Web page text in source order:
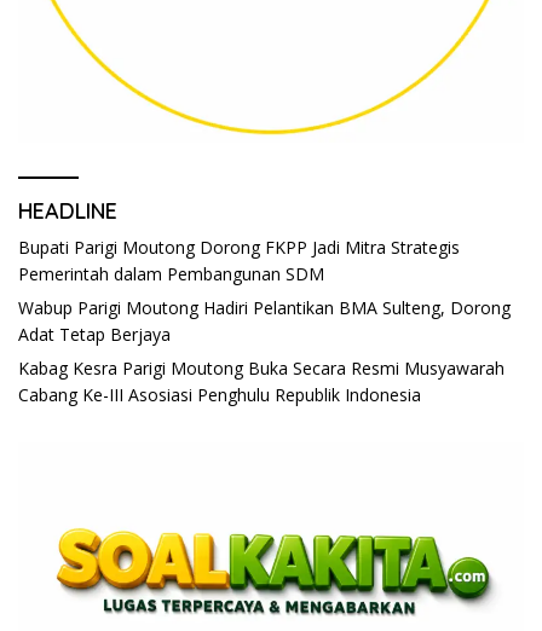
HEADLINE
Bupati Parigi Moutong Dorong FKPP Jadi Mitra Strategis
Pemerintah dalam Pembangunan SDM
Wabup Parigi Moutong Hadiri Pelantikan BMA Sulteng, Dorong
Adat Tetap Berjaya
Kabag Kesra Parigi Moutong Buka Secara Resmi Musyawarah
Cabang Ke-III Asosiasi Penghulu Republik Indonesia